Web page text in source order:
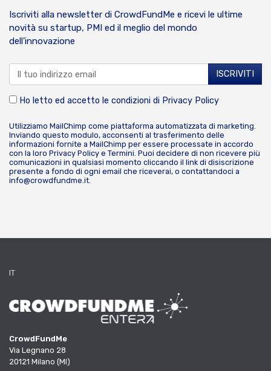
Iscriviti alla newsletter di CrowdFundMe e ricevi le ultime
novità su startup, PMI ed il meglio del mondo
dell’innovazione
Ho letto ed accetto le condizioni di Privacy Policy
Utilizziamo MailChimp come piattaforma automatizzata di marketing.
Inviando questo modulo, acconsenti al trasferimento delle
informazioni fornite a MailChimp per essere processate in accordo
con la loro Privacy Policy e Termini . Puoi decidere di non ricevere più
comunicazioni in qualsiasi momento cliccando il link di disiscrizione
presente a fondo di ogni email che riceverai, o contattandoci a
info@crowdfundme.it
IT
CrowdFundMe
Via Legnano 28
20121 Milano (MI)